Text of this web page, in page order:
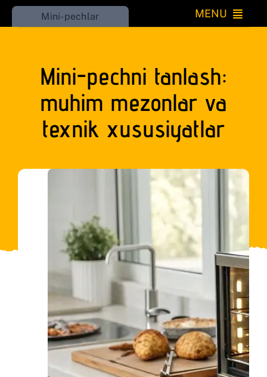
Skip
to
Mini-pechlar MENU
O’rnatiladigan
Uy
Mini-pechni tanlash:
muhim mezonlar va
texnik xususiyatlar